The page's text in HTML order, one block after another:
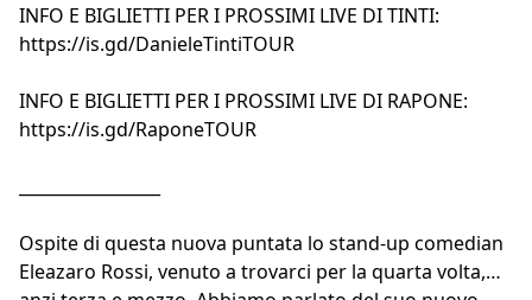
INFO E BIGLIETTI PER I PROSSIMI LIVE DI TINTI:
https://is.gd/DanieleTintiTOUR
INFO E BIGLIETTI PER I PROSSIMI LIVE DI RAPONE:
https://is.gd/RaponeTOUR
Ospite di questa nuova puntata lo stand-up comedian
Eleazaro Rossi, venuto a trovarci per la quarta volta,